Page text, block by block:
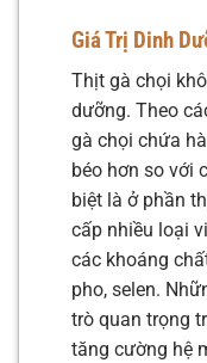
Giá Trị Dinh
Thịt gà chọi
dưỡng. Theo
gà chọi chứa
béo hơn so với
biệt là ở phần
cấp nhiều loại
các khoáng
pho, selen.
trò quan trọng
tăng cường hệ